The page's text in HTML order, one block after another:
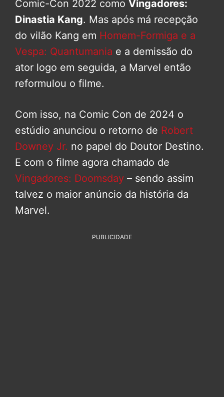
Comic-Con 2022 como Vingadores:
Dinastia Kang. Mas após má recepção
do vilão Kang em Homem-Formiga e a
Vespa: Quantumania e a demissão do
ator logo em seguida, a Marvel então
reformulou o filme.
Com isso, na Comic Con de 2024 o
estúdio anunciou o retorno de Robert
Downey Jr. no papel do Doutor Destino.
E com o filme agora chamado de
Vingadores: Doomsday – sendo assim
talvez o maior anúncio da história da
Marvel.
PUBLICIDADE